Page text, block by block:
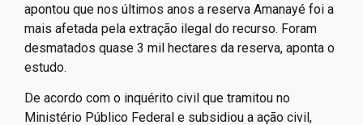
apontou que nos últimos anos a reserva Amanayé foi a
mais afetada pela extração ilegal do recurso. Foram
desmatados quase 3 mil hectares da reserva, aponta o
estudo.
De acordo com o inquérito civil que tramitou no
Ministério Público Federal e subsidiou a ação civil,